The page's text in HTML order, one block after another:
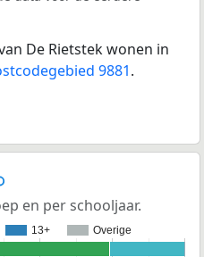
De Rietstek wonen in
9881.
en per schooljaar.
13+ Overige